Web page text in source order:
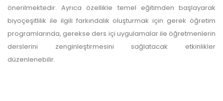
önerilmektedir. Ayrıca özellikle temel eğitimden başlayarak
biyoçeşitlilik ile ilgili farkındalık oluşturmak için gerek öğretim
programlarında, gerekse ders içi uygulamalar ile öğretmenlerin
derslerini zenginleştirmesini sağlatacak etkinlikler
düzenlenebilir.